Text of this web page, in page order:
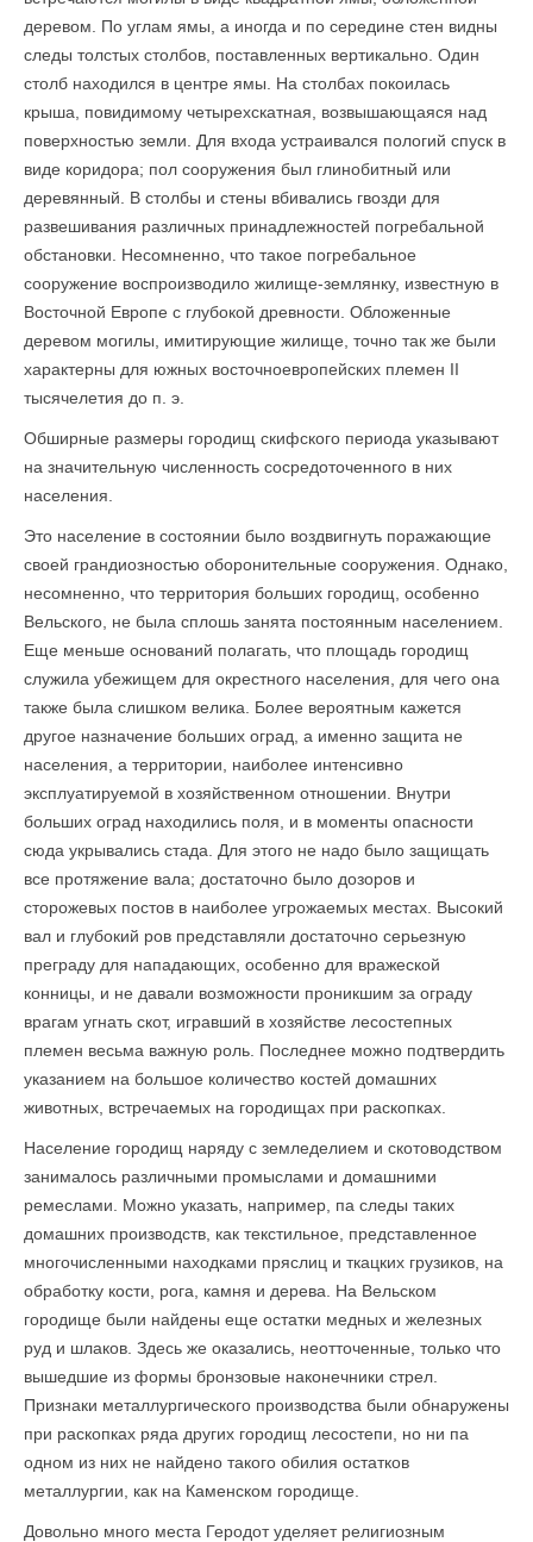
деревом. По углам ямы, а иногда и по середине стен видны
следы толстых столбов, поставленных вертикально. Один
столб находился в центре ямы. На столбах покоилась
крыша, повидимому четы­рехскатная, возвышающаяся над
поверхностью земли. Для входа устраивался пологий спуск в
виде коридора; пол сооружения был глинобитный или
деревянный. В столбы и стены вбивались гвозди для
развешивания различных принадлежностей погребальной
обстановки. Несомненно, что такое погребальное
сооружение воспроизводило жилище-землянку, известную в
Восточной Европе с глубокой древности. Обложенные
деревом могилы, имитирующие жилище, точно так же были
характерны для южных восточноевропейских племен II
тысячелетия до п. э.
Обширные размеры городищ скифского периода указывают
на значительную численность сосредоточенного в них
населения.
Это население в состоянии было воздвигнуть поражающие
своей грандиозностью оборонительные сооружения. Однако,
несомненно, что территория больших городищ, особенно
Вельского, не была сплошь занята постоянным населением.
Еще меньше оснований полагать, что площадь городищ
служила убежищем для окрестного населения, для чего она
также была слишком велика. Более вероятным кажется
другое назначение больших оград, а именно защита не
населения, а территории, наиболее интенсивно
эксплуатируемой в хозяйственном отношении. Внутри
больших оград находились поля, и в моменты опасности
сюда укрывались стада. Для этого не надо было защищать
все протяжение вала; достаточно было дозоров и
сторожевых постов в наиболее угрожаемых местах. Высокий
вал и глубокий ров представляли достаточно серьезную
преграду для нападающих, особенно для вражеской
конницы, и не давали возможности проникшим за ограду
врагам угнать скот, игравший в хозяйстве лесостепных
племен весьма важную роль. Последнее можно подтвердить
указанием на большое количество костей домашних
животных, встречаемых на городищах при раскопках.
Население городищ наряду с земледелием и скотоводством
занима­лось различными промыслами и домашними
ремеслами. Можно указать, например, па следы таких
домашних производств, как текстильное, представленное
многочисленными находками пряслиц и ткацких грузиков, на
обработку кости, рога, камня и дерева. На Вельском
городище были найдены еще остатки медных и железных
руд и шлаков. Здесь же оказались, неотточенные, только что
вышедшие из формы бронзовые наконечники стрел.
Признаки металлургического производства были обнаружены
при раскопках ряда других городищ лесостепи, но ни па
одном из них не найдено такого обилия остатков
металлургии, как на Каменском городище.
Довольно много места Геродот уделяет религиозным